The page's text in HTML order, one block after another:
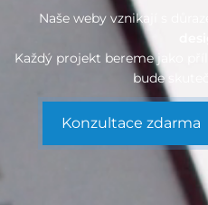
Naše weby vznikají s
Každý projekt bereme jako
bude
Konzultace zdarma